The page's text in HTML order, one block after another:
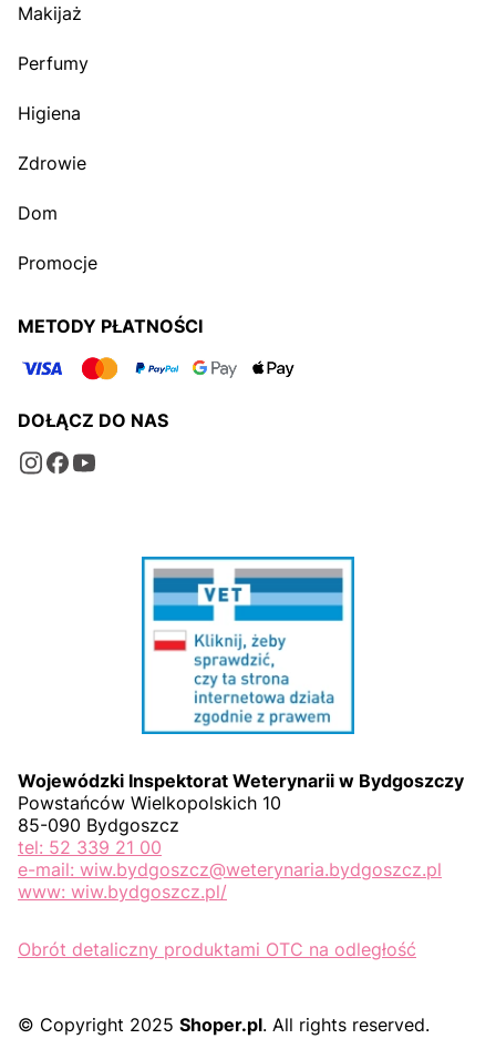
Makijaż
Perfumy
Higiena
Zdrowie
Dom
Promocje
METODY PŁATNOŚCI
DOŁĄCZ DO NAS
Wojewódzki Inspektorat Weterynarii w Bydgoszczy
Powstańców Wielkopolskich 10
85-090 Bydgoszcz
tel: 52 339 21 00
e-mail: wiw.bydgoszcz@weterynaria.bydgoszcz.pl
www: wiw.bydgoszcz.pl/
Obrót detaliczny produktami OTC na odległość
© Copyright 2025 Shoper.pl. All rights reserved.